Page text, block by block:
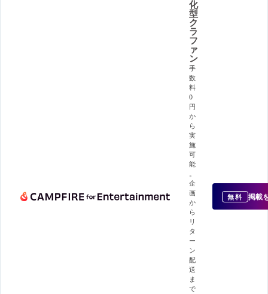
化
型
ク
ラ
フ
ァ
ン
手
数
料
0
円
か
ら
実
施
可
能
企
画
か
ら
リ
タ
ー
ン
配
送
ま
で
無料 掲載